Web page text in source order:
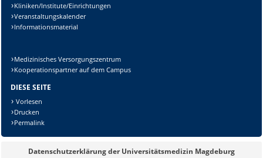
Sicherheitsabfrage:
Lösung:
Kliniken/Institute/Einrichtungen
Veranstaltungskalender
Informationsmaterial
Medizinisches Versorgungszentrum
Kooperationspartner auf dem Campus
DIESE SEITE
Vorlesen
Drucken
Permalink
Datenschutzerklärung der Universitätsmedizin Magdeburg